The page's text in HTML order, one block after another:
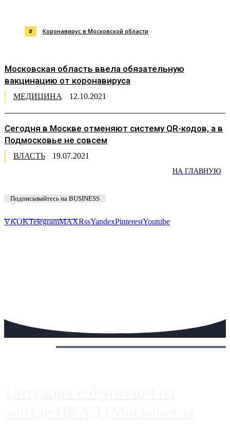
# Коронавирус в Московской области
Московская область ввела обязательную
вакцинацию от коронавируса
МЕДИЦИНА 12.10.2021
Сегодня в Москве отменяют систему QR-кодов, а в
Подмосковье не совсем
ВЛАСТЬ 19.07.2021
НА ГЛАВНУЮ
Подписывайтесь на BUSINESS
VKOKTelegramMAXRssYandexPinterestYoutube